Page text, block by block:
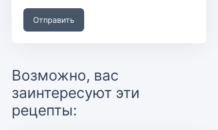
Отправить
Возможно, вас
заинтересуют эти
рецепты: